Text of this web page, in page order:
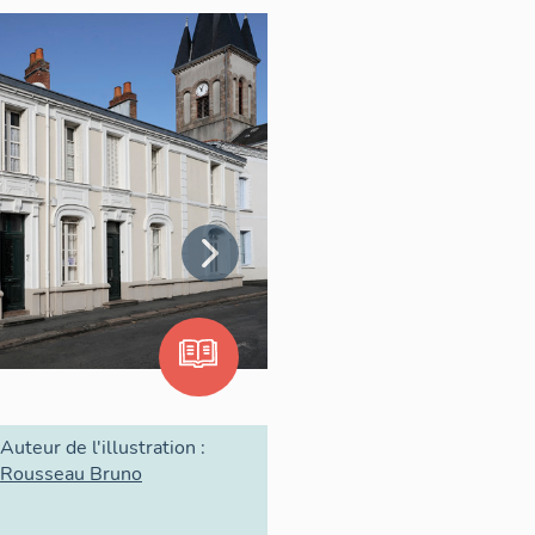
Auteur de l'illustration :
Rousseau Bruno